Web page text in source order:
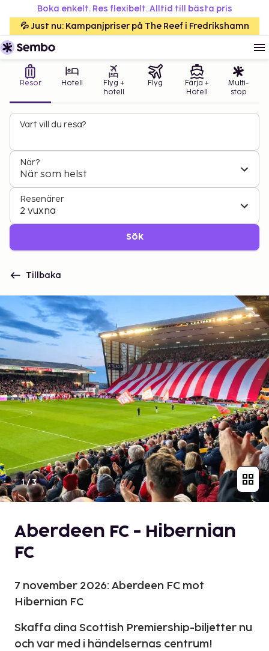
Boka enkelt. Res flexibelt. Alltid till bästa pris
💦 Just nu: Kampanjpriser på The Reef i Fredrikshamn
Resor Hotell
Flyg +
hotell
Flyg
Färja +
Hotell
Multi-
stop
Vart vill du resa?
När?
När som helst
Resenärer
2 vuxna
Sök
Tillbaka
1/3
Aberdeen FC - Hibernian
FC
7 november 2026: Aberdeen FC mot
Hibernian FC
Skaffa dina Scottish Premiership-biljetter nu
och var med i händelsernas centrum!